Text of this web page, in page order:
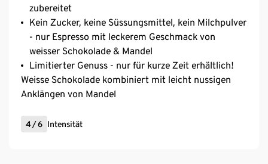
zubereitet
Kein Zucker, keine Süssungsmittel, kein Milchpulver
- nur Espresso mit leckerem Geschmack von
weisser Schokolade & Mandel
Limitierter Genuss - nur für kurze Zeit erhältlich!
Weisse Schokolade kombiniert mit leicht nussigen
Anklängen von Mandel
4/6 Intensität